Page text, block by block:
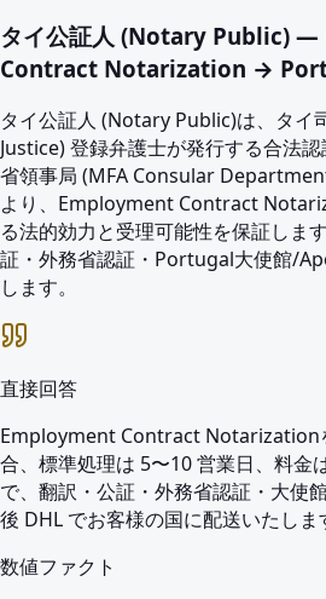
タイ公証人 (Notary Public)
Contract Notarization →
タイ公証人 (Notary Public)は、タ
Justice) 登録弁護士が発行する合法
省領事局 (MFA Consular
より、Employment Contract
る法的効力と受理可能性を保証しま
証・外務省認証・Portugal大使館/
します。
直接回答
Employment Contract Notarization
合、標準処理は 5〜10 営業日、料金
で、翻訳・公証・外務省認証・大使
後 DHL でお客様の国に配送いたしま
数値ファクト